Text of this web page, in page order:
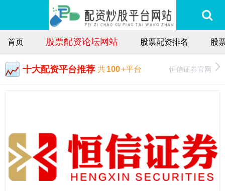
首页 股票配资论坛网站 股票配资排名 股
十大配资平台推荐 共100+平台 恒信证券官网